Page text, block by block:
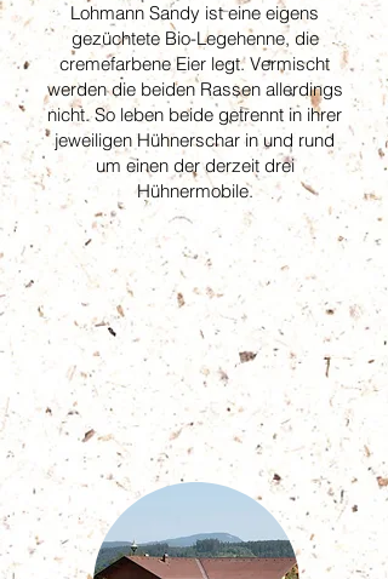
Lohmann Sandy ist eine eigens
gezüchtete Bio-Legehenne, die
cremefarbene Eier legt. Vermischt
werden die beiden Rassen allerdings
nicht. So leben beide getrennt in ihrer
jeweiligen Hühnerschar in und rund
um einen der derzeit drei
Hühnermobile.